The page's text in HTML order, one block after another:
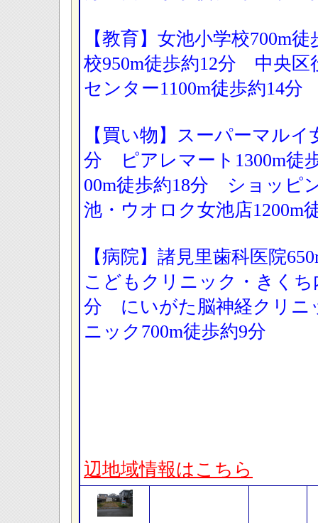
【教育】女池小学校700m
校950m徒歩約12分 中央区
センター1100m徒歩約14分
【買い物】スーパーマルイ
分 ピアレマート1300m徒
00m徒歩約18分 ショッピ
池・ウオロク女池店1200m
【病院】諸見里歯科医院
こどもクリニック・きくち
分 にいがた脳神経クリニ
ニック700m徒歩約9分
辺地域情報はこちら